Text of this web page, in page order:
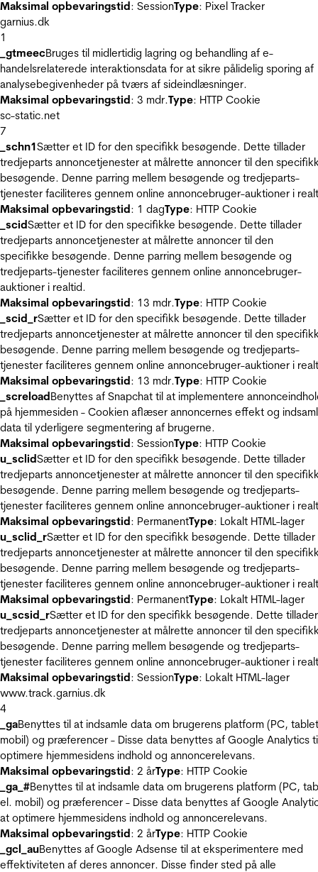
Maksimal opbevaringstid: SessionType: Pixel Tracker
garnius.dk
1
_gtmeecBruges til midlertidig lagring og behandling af e-
handelsrelaterede interaktionsdata for at sikre pålidelig sporing af
analysebegivenheder på tværs af sideindlæsninger.
Maksimal opbevaringstid: 3 mdr.Type: HTTP Cookie
sc-static.net
7
_schn1Sætter et ID for den specifikk besøgende. Dette tillader
tredjeparts annoncetjenester at målrette annoncer til den
besøgende. Denne parring mellem besøgende og tredjeparts-
tjenester faciliteres gennem online annoncebruger-auktioner i
Maksimal opbevaringstid: 1 dagType: HTTP Cookie
_scidSætter et ID for den specifikke besøgende. Dette tillader
tredjeparts annoncetjenester at målrette annoncer til den
specifikke besøgende. Denne parring mellem besøgende og
tredjeparts-tjenester faciliteres gennem online annoncebruger-
auktioner i realtid.
Maksimal opbevaringstid: 13 mdr.Type: HTTP Cookie
_scid_rSætter et ID for den specifikk besøgende. Dette tillader
tredjeparts annoncetjenester at målrette annoncer til den
besøgende. Denne parring mellem besøgende og tredjeparts-
tjenester faciliteres gennem online annoncebruger-auktioner i
Maksimal opbevaringstid: 13 mdr.Type: HTTP Cookie
_screloadBenyttes af Snapchat til at implementere
på hjemmesiden - Cookien aflæser annoncernes effekt og
data til yderligere segmentering af brugerne.
Maksimal opbevaringstid: SessionType: HTTP Cookie
u_sclidSætter et ID for den specifikk besøgende. Dette tillader
tredjeparts annoncetjenester at målrette annoncer til den
besøgende. Denne parring mellem besøgende og tredjeparts-
tjenester faciliteres gennem online annoncebruger-auktioner i
Maksimal opbevaringstid: PermanentType: Lokalt HTML-lager
u_sclid_rSætter et ID for den specifikk besøgende. Dette tillader
tredjeparts annoncetjenester at målrette annoncer til den
besøgende. Denne parring mellem besøgende og tredjeparts-
tjenester faciliteres gennem online annoncebruger-auktioner i
Maksimal opbevaringstid: PermanentType: Lokalt HTML-lager
u_scsid_rSætter et ID for den specifikk besøgende. Dette tillader
tredjeparts annoncetjenester at målrette annoncer til den
besøgende. Denne parring mellem besøgende og tredjeparts-
tjenester faciliteres gennem online annoncebruger-auktioner i
Maksimal opbevaringstid: SessionType: Lokalt HTML-lager
www.track.garnius.dk
4
_gaBenyttes til at indsamle data om brugerens platform (PC,
mobil) og præferencer - Disse data benyttes af Google Analytics
optimere hjemmesidens indhold og annoncerelevans.
Maksimal opbevaringstid: 2 årType: HTTP Cookie
_ga_#Benyttes til at indsamle data om brugerens platform (PC,
el. mobil) og præferencer - Disse data benyttes af Google
at optimere hjemmesidens indhold og annoncerelevans.
Maksimal opbevaringstid: 2 årType: HTTP Cookie
_gcl_auBenyttes af Google Adsense til at eksperimentere med
effektiviteten af deres annoncer. Disse finder sted på alle